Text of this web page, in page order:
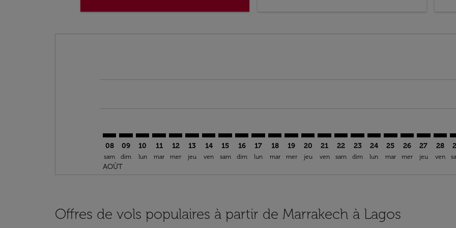
08
sam
AOÛT
09
dim
10
lun
11
mar
12
mer
13
jeu
14
ven
15
sam
16
dim
17
lun
18
mar
RAK–LOS: cmp-view-offers-disclaimer.
19
mer
RAK–LOS: cmp-view-offers-disclaimer.
20
jeu
RAK–LOS: cmp-view-offers-
21
ven
RAK–LOS: cmp-view-offers-
22
sam
RAK–LOS: cmp-view-
23
dim
RAK–LOS: cmp-view-
24
lun
RAK–LOS: cmp-
25
mar
RAK–LOS:
26
mer
27
jeu
28
ven
Offres de vols populaires à partir de Marrakech à Lagos